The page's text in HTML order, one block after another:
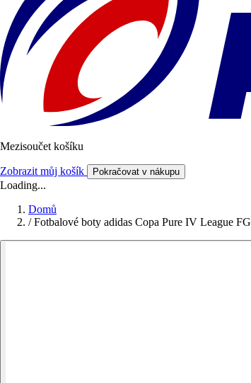
Mezisoučet košíku
Zobrazit můj košík Pokračovat v nákupu
Loading...
Domů
/ Fotbalové boty adidas Copa Pure IV League FG